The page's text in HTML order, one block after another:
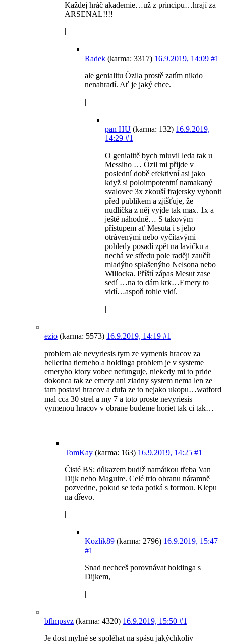
Každej hráč akademie…už z principu…hrají za
ARSENAL!!!!
|
Radek (karma: 3317) 16.9.2019, 14:09 #1
ale genialitu Özila prostě zatím nikdo
nenahradí. Ať je jaký chce.
|
pan HU (karma: 132) 16.9.2019,
14:29 #1
O genialitě bych mluvil leda tak u
Messiho … Özil mi přijde v
poslední době efektivní asi jako
když si poloimpotentní namakaný
svalovec 3x zkouší frajersky vyhonit
před publikem a zjišťuje, že
nudlička z něj vyjde tak max. 1x a
ještě náhodně… S takovým
přístupem ať Mesuta i s jeho
otrávenými nebo vyčítavými
pohledy posadí zpět na lavičku a
nechá ve středu pole raději zaučít
mladýho splašenýho Nelsona nebo
Willocka. Příští zápas Mesut zase
sedí …na to dám krk…Emery to
vidí…aspoň tohle vidí.
|
ezio (karma: 5573) 16.9.2019, 14:19 #1
problem ale nevyriesis tym ze vymenis hracov za
bellerina tierneho a holdinga problem je v systeme
emeryho ktory vobec nefunguje, niekedy mi to pride
dokonca tak ze emery ani ziadny system nema len ze
tam postavi hracov a dufa ze to nejako ukopu…watford
mal cca 30 strel a my 7 a toto proste nevyriesis
vymenou hracov v obrane budeme horiet tak ci tak…
|
TomKay (karma: 163) 16.9.2019, 14:25 #1
Čisté BS: důkazem budiž namátkou třeba Van
Dijk nebo Maguire. Celé trio obranu náramně
pozvedne, pokud se teda potká s formou. Klepu
na dřevo.
|
Kozlik89 (karma: 2796) 16.9.2019, 15:47
#1
Snad nechceš porovnávat holdinga s
Dijkem,
|
bflmpsvz (karma: 4320) 16.9.2019, 15:50 #1
Je dost mylné se spoléhat na spásu jakýchkoliv